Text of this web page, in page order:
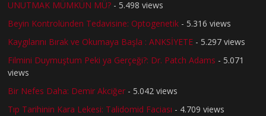
UNUTMAK MÜMKÜN MÜ? - 5.498 views
Beyin Kontrolünden Tedavisine: Optogenetik - 5.316 views
Kaygılarını Bırak ve Okumaya Başla : ANKSİYETE - 5.297 views
Filmini Duymuştum Peki ya Gerçeği?: Dr. Patch Adams - 5.071
views
Bir Nefes Daha: Demir Akciğer - 5.042 views
Tıp Tarihinin Kara Lekesi: Talidomid Faciası - 4.709 views